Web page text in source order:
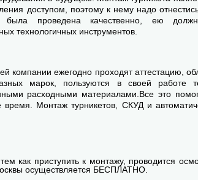
доступом, поэтому к нему надо
была проведена качественно, ею
технологичных инструментов.
компании ежегодно проходят аттестацию,
марок, пользуются в своей работе
расходными материалами.Все это
Монтаж турникетов, СКУД и
как приступить к монтажу, проводится
осуществляется БЕСПЛАТНО.